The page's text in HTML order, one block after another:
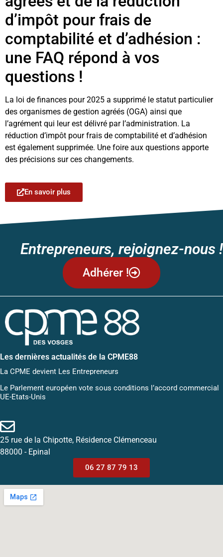
d’impôt pour frais de
comptabilité et d’adhésion :
une FAQ répond à vos
questions !
La loi de finances pour 2025 a supprimé le statut particulier
des organismes de gestion agréés (OGA) ainsi que
l’agrément qui leur est délivré par l’administration. La
réduction d’impôt pour frais de comptabilité et d’adhésion
est également supprimée. Une foire aux questions apporte
des précisions sur ces changements.
En savoir plus
Entrepreneurs, rejoignez-nous !
Adhérer !
Les dernières actualités de la CPME88
La CPME devient Les Entrepreneurs
Le Parlement européen vote sous conditions l’accord commercial
UE-Etats-Unis
25 rue de la Chipotte, Résidence Clémenceau
88000 - Epinal
06 27 87 79 13